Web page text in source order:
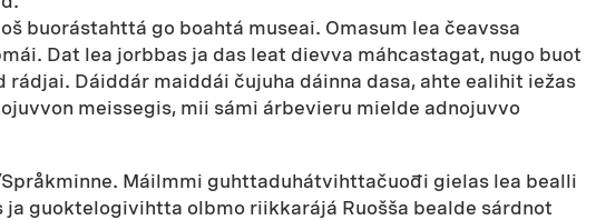
buorástahttá go boahtá museai. Omasum lea čeavssa
Dat lea jorbbas ja das leat dievva máhcastagat, nugo buot
Dáiddár maiddái čujuha dáinna dasa, ahte ealihit iežas
meissegis, mii sámi árbevieru mielde adnojuvvo
Máilmmi guhttaduhátvihttačuođi gielas lea bealli
guoktelogivihtta olbmo riikkarájá Ruošša bealde sárdnot